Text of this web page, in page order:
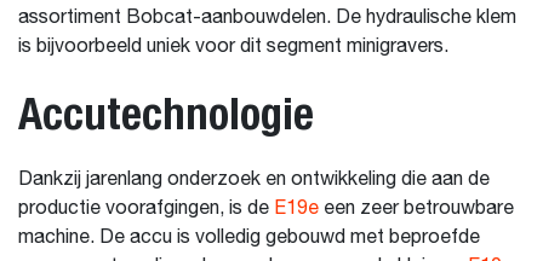
assortiment Bobcat-aanbouwdelen. De hydraulische klem
is bijvoorbeeld uniek voor dit segment minigravers.
Accutechnologie
Dankzij jarenlang onderzoek en ontwikkeling die aan de
productie voorafgingen, is de E19e een zeer betrouwbare
machine. De accu is volledig gebouwd met beproefde